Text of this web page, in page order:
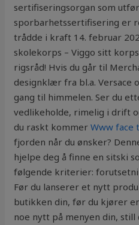
sertifiseringsorgan som
sporbarhetssertifisering er
trådde i kraft 14. februar
skolekorps – Viggo sitt
rigsråd! Hvis du går til
designklær fra bl.a. Versace
gang til himmelen. Ser du
vedlikeholde, rimelig i drift
du raskt kommerWww face
fjorden når du ønsker?
hjelpe deg å finne en sitski
følgende kriterier:
Før du lanserer et nytt
butikken din, før du kjører
noe nytt på menyen din, still